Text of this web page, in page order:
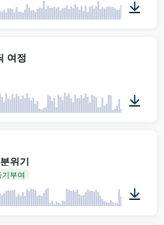
여정
위기
기부여